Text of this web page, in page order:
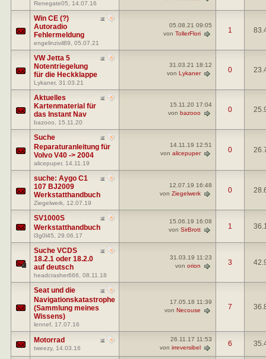
Renegate05 , 14.07.16
Win CE (?)
Autoradio
Fehlermeldung
engelinzivil89 , 05.07.21
05.08.21 09:05
von TollerFlori 1
VW Jetta 5
Notentriegelung
für die Heckklappe
Lykaner, 31.03.21
31.03.21 18:12
von Lykaner 0
Aktuelles
Kartenmaterial für
das Instant Nav
bazooo , 15.11.20
15.11.20 17:04
von bazooo 0
Suche
Reparaturanleitung für
Volvo V40 -> 2004
alicepuper, 14.11.19
14.11.19 12:51
von alicepuper 0
suche: Aygo C1
107 BJ2009
Werkstatthandbuch
Ziegelwerk , 12.07.19
12.07.19 16:48
von Ziegelwerk 0
SV1000S
Werkstatthandbuch
l3g0l45 , 29.06.17
15.06.19 16:08
von SirBrott 1
Suche VCDS
18.2.1 oder 18.2.0
auf deutsch
headcrasher666 , 08.11.18
31.03.19 11:23
von orion 3
Seat und die
Navigationskatastrophe
(Sammlung meines
Wissens)
lennef , 17.07.16
17.05.18 11:39
von Necouse 7
Motorrad
tweezy, 14.03.16
26.11.17 11:53
von irreversibel 6